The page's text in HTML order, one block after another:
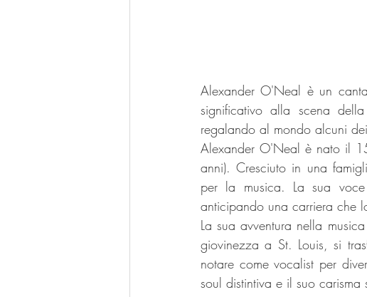
Alexander O'Neal è un
significativo alla scena
regalando al mondo alcuni
Alexander O'Neal è nato il
anni). Cresciuto in una
per la musica. La sua
anticipando una carriera che
La sua avventura nella
giovinezza a St. Louis, si
notare come vocalist per
soul distintiva e il suo carisma